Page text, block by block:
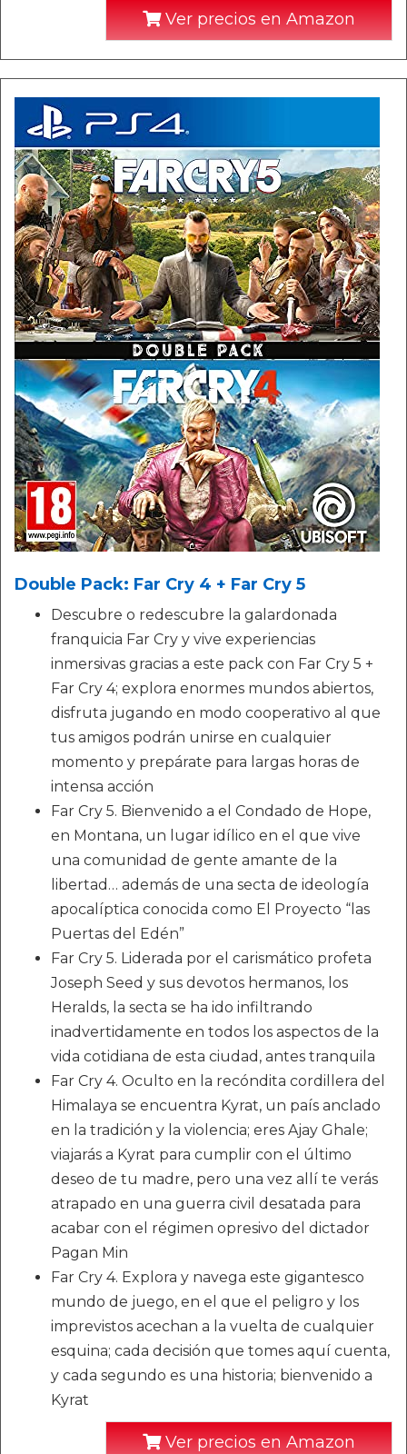
Ver precios en Amazon
Double Pack: Far Cry 4 + Far Cry 5
Descubre o redescubre la galardonada
franquicia Far Cry y vive experiencias
inmersivas gracias a este pack con Far Cry 5 +
Far Cry 4; explora enormes mundos abiertos,
disfruta jugando en modo cooperativo al que
tus amigos podrán unirse en cualquier
momento y prepárate para largas horas de
intensa acción
Far Cry 5. Bienvenido a el Condado de Hope,
en Montana, un lugar idílico en el que vive
una comunidad de gente amante de la
libertad… además de una secta de ideología
apocalíptica conocida como El Proyecto “las
Puertas del Edén”
Far Cry 5. Liderada por el carismático profeta
Joseph Seed y sus devotos hermanos, los
Heralds, la secta se ha ido infiltrando
inadvertidamente en todos los aspectos de la
vida cotidiana de esta ciudad, antes tranquila
Far Cry 4. Oculto en la recóndita cordillera del
Himalaya se encuentra Kyrat, un país anclado
en la tradición y la violencia; eres Ajay Ghale;
viajarás a Kyrat para cumplir con el último
deseo de tu madre, pero una vez allí te verás
atrapado en una guerra civil desatada para
acabar con el régimen opresivo del dictador
Pagan Min
Far Cry 4. Explora y navega este gigantesco
mundo de juego, en el que el peligro y los
imprevistos acechan a la vuelta de cualquier
esquina; cada decisión que tomes aquí cuenta,
y cada segundo es una historia; bienvenido a
Kyrat
Ver precios en Amazon